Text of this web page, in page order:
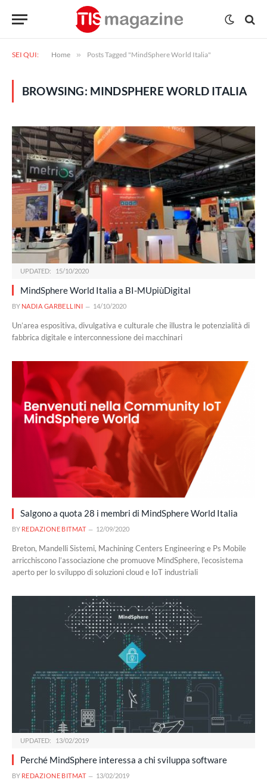
SEI QUI: Home » Posts Tagged "MindSphere World Italia"
BROWSING: MINDSPHERE WORLD ITALIA
UPDATED: 15/10/2020
MindSphere World Italia a BI-MUpiùDigital
BY NADIA GARBELLINI 14/10/2020
Un’area espositiva, divulgativa e culturale che illustra le potenzialità di
fabbrica digitale e interconnessione dei macchinari
Salgono a quota 28 i membri di MindSphere World Italia
BY REDAZIONE BITMAT 12/09/2020
Breton, Mandelli Sistemi, Machining Centers Engineering e Ps Mobile
arricchiscono l’associazione che promuove MindSphere, l’ecosistema
aperto per lo sviluppo di soluzioni cloud e IoT industriali
UPDATED: 13/02/2019
Perché MindSphere interessa a chi sviluppa software
BY REDAZIONE BITMAT 13/02/2019